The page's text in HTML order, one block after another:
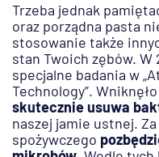
Trzeba jednak
oraz porządna pasta
stosowanie także
stan Twoich zębów. W
specjalne badania w
Technology”.
skutecznie usuwa
naszej jamie ustnej.
spożywczego